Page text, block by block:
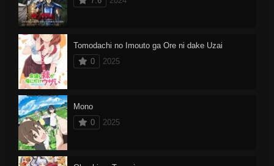
Tomodachi no Imouto ga Ore ni dake Uzai
0
2025
Mono
0
2025